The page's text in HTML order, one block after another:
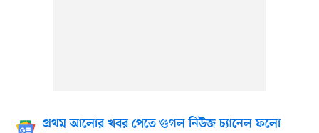
প্রথম আলোর খবর পেতে গুগল নিউজ চ্যানেল ফলো